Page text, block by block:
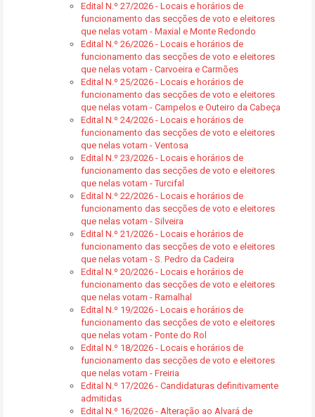
Edital N.º 27/2026 - Locais e horários de
funcionamento das secções de voto e eleitores
que nelas votam - Maxial e Monte Redondo
Edital N.º 26/2026 - Locais e horários de
funcionamento das secções de voto e eleitores
que nelas votam - Carvoeira e Carmões
Edital N.º 25/2026 - Locais e horários de
funcionamento das secções de voto e eleitores
que nelas votam - Campelos e Outeiro da Cabeça
Edital N.º 24/2026 - Locais e horários de
funcionamento das secções de voto e eleitores
que nelas votam - Ventosa
Edital N.º 23/2026 - Locais e horários de
funcionamento das secções de voto e eleitores
que nelas votam - Turcifal
Edital N.º 22/2026 - Locais e horários de
funcionamento das secções de voto e eleitores
que nelas votam - Silveira
Edital N.º 21/2026 - Locais e horários de
funcionamento das secções de voto e eleitores
que nelas votam - S. Pedro da Cadeira
Edital N.º 20/2026 - Locais e horários de
funcionamento das secções de voto e eleitores
que nelas votam - Ramalhal
Edital N.º 19/2026 - Locais e horários de
funcionamento das secções de voto e eleitores
que nelas votam - Ponte do Rol
Edital N.º 18/2026 - Locais e horários de
funcionamento das secções de voto e eleitores
que nelas votam - Freiria
Edital N.º 17/2026 - Candidaturas definitivamente
admitidas
Edital N.º 16/2026 - Alteração ao Alvará de